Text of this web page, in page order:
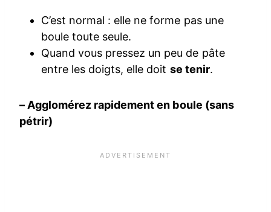
C’est normal : elle ne forme pas une
boule toute seule.
Quand vous pressez un peu de pâte
entre les doigts, elle doit se tenir.
– Agglomérez rapidement en boule (sans
pétrir)